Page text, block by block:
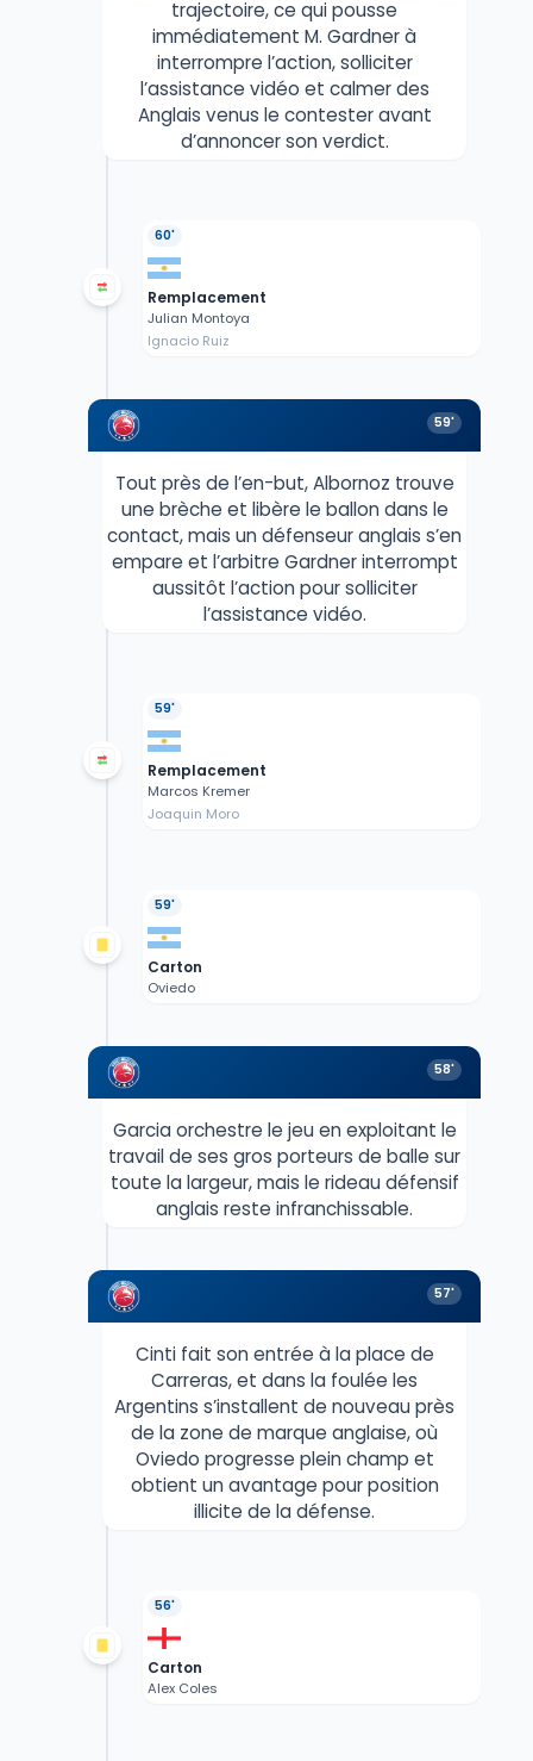
trajectoire, ce qui pousse
immédiatement M. Gardner à
interrompre l’action, solliciter
l’assistance vidéo et calmer des
Anglais venus le contester avant
d’annoncer son verdict.
60'
Remplacement
Julian Montoya
Ignacio Ruiz
59'
Tout près de l’en-but, Albornoz trouve
une brèche et libère le ballon dans le
contact, mais un défenseur anglais s’en
empare et l’arbitre Gardner interrompt
aussitôt l’action pour solliciter
l’assistance vidéo.
59'
Remplacement
Marcos Kremer
Joaquin Moro
59'
Carton
Oviedo
58'
Garcia orchestre le jeu en exploitant le
travail de ses gros porteurs de balle sur
toute la largeur, mais le rideau défensif
anglais reste infranchissable.
57'
Cinti fait son entrée à la place de
Carreras, et dans la foulée les
Argentins s’installent de nouveau près
de la zone de marque anglaise, où
Oviedo progresse plein champ et
obtient un avantage pour position
illicite de la défense.
56'
Carton
Alex Coles